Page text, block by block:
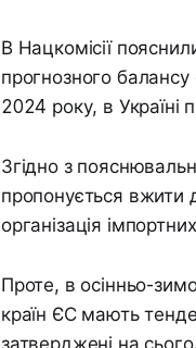
В Нацкомісії
прогнозного
2024 року, в Україні
Згідно з
пропонується вжити
організація
Проте, в осінньо-
країн ЄС мають
затверджені на